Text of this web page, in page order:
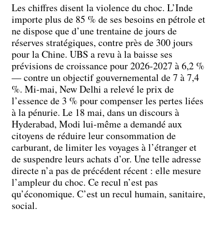
Les chiffres disent la violence du choc. L’Inde
importe plus de 85 % de ses besoins en pétrole et
ne dispose que d’une trentaine de jours de
réserves stratégiques, contre près de 300 jours
pour la Chine. UBS a revu à la baisse ses
prévisions de croissance pour 2026-2027 à 6,2 %
— contre un objectif gouvernemental de 7 à 7,4
%. Mi-mai, New Delhi a relevé le prix de
l’essence de 3 % pour compenser les pertes liées
à la pénurie. Le 18 mai, dans un discours à
Hyderabad, Modi lui-même a demandé aux
citoyens de réduire leur consommation de
carburant, de limiter les voyages à l’étranger et
de suspendre leurs achats d’or. Une telle adresse
directe n’a pas de précédent récent : elle mesure
l’ampleur du choc. Ce recul n’est pas
qu’économique. C’est un recul humain, sanitaire,
social.